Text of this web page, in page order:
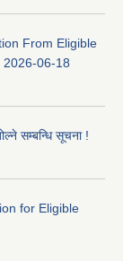
From Eligible
2026-06-18
सम्बन्धि सूचना !
for Eligible